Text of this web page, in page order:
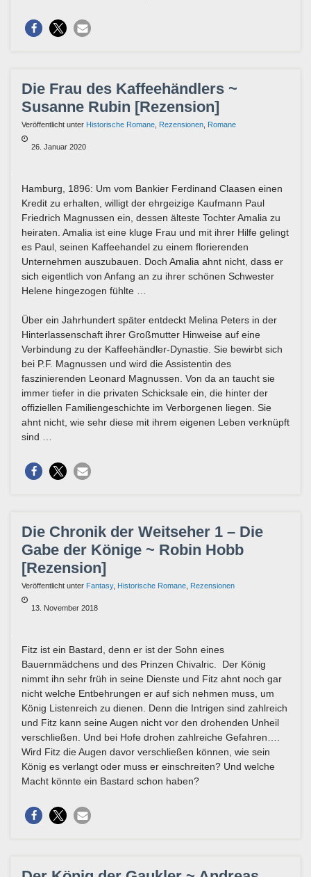
Die Frau des Kaffeehändlers ~
Susanne Rubin [Rezension]
Veröffentlicht unter Historische Romane Rezensionen Romane
26. Januar 2020
Hamburg, 1896: Um vom Bankier Ferdinand Claasen einen
Kredit zu erhalten, willigt der ehrgeizige Kaufmann Paul
Friedrich Magnussen ein, dessen älteste Tochter Amalia zu
heiraten. Amalia ist eine kluge Frau und mit ihrer Hilfe gelingt
es Paul, seinen Kaffeehandel zu einem florierenden
Unternehmen auszubauen. Doch Amalia ahnt nicht, dass er
sich eigentlich von Anfang an zu ihrer schönen Schwester
Helene hingezogen fühlte …
Über ein Jahrhundert später entdeckt Melina Peters in der
Hinterlassenschaft ihrer Großmutter Hinweise auf eine
Verbindung zu der Kaffeehändler-Dynastie. Sie bewirbt sich
bei P.F. Magnussen und wird die Assistentin des
faszinierenden Leonard Magnussen. Von da an taucht sie
immer tiefer in die privaten Schicksale ein, die hinter der
offiziellen Familiengeschichte im Verborgenen liegen. Sie
ahnt nicht, wie sehr diese mit ihrem eigenen Leben verknüpft
sind …
Die Chronik der Weitseher 1 – Die
Gabe der Könige ~ Robin Hobb
[Rezension]
Veröffentlicht unter Fantasy, Historische Romane Rezensionen
13. November 2018
Fitz ist ein Bastard, denn er ist der Sohn eines
Bauernmädchens und des Prinzen Chivalric. Der König
nimmt ihn sehr früh in seine Dienste und Fitz ahnt noch gar
nicht welche Entbehrungen er auf sich nehmen muss, um
König Listenreich zu dienen. Denn die Intrigen sind zahlreich
und Fitz kann seine Augen nicht vor den drohenden Unheil
verschließen. Und bei Hofe drohen zahlreiche Gefahren….
Wird Fitz die Augen davor verschließen können, wie sein
König es verlangt oder muss er einschreiten? Und welche
Macht könnte ein Bastard schon haben?